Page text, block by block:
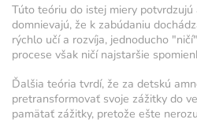
tréningovú aktivitu:
Modré políčko:Bez tréningu
Oranžové políčko:Farba
intenzitu tréningu, ako
žiarovky.
1 cvičenie = 20 % intenzity
Túto teóriu do istej miery
domnievajú, že k zabúdaniu
rýchlo učí a rozvíja, jednoducho
procese však ničí najstaršie
Ďalšia teória tvrdí, že za detskú
pretransformovať svoje zážitky do
pamätať zážitky, pretože ešte